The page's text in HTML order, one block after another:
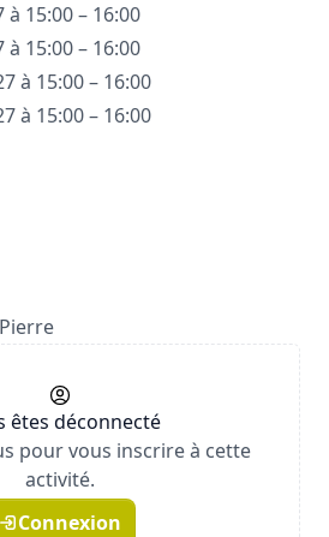
15:00 – 16:00
15:00 – 16:00
à 15:00 – 16:00
à 15:00 – 16:00
êtes déconnecté
pour vous inscrire à cette
activité.
Connexion